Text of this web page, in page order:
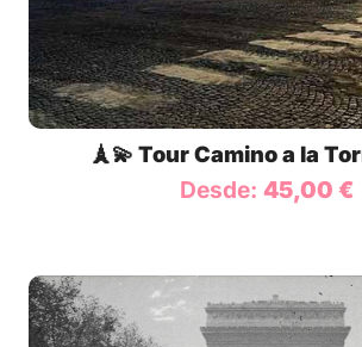
🗼💫 Tour Camino a la
Desde: 45,00 €